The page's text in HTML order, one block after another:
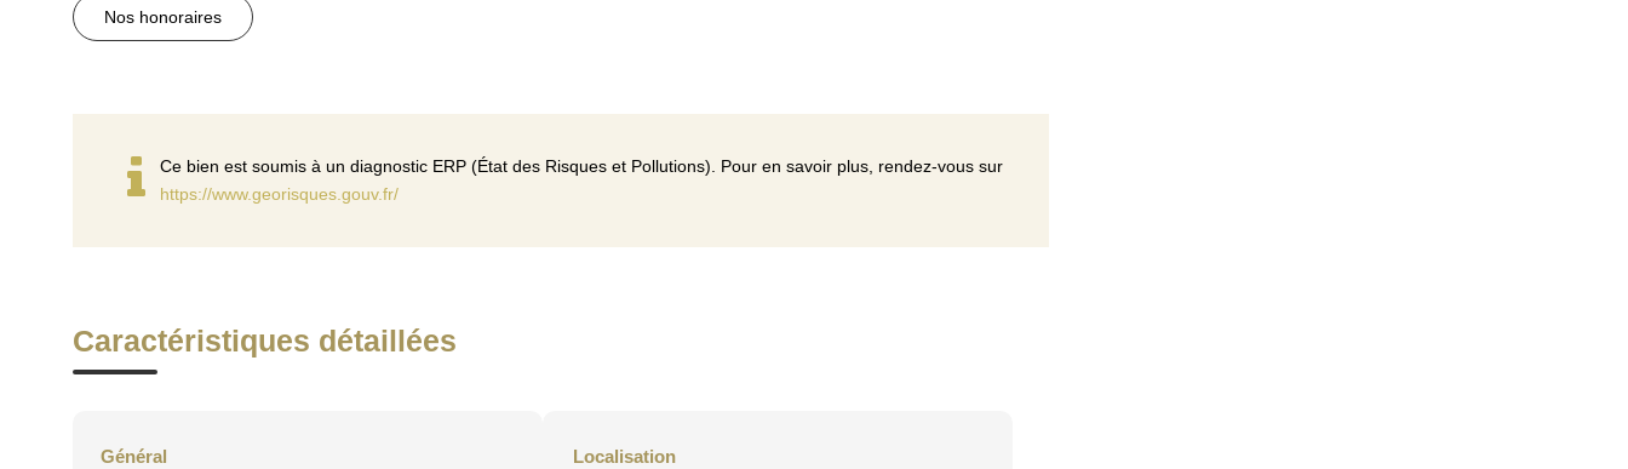
Nos honoraires
Ce bien est soumis à un diagnostic ERP (État des Risques et Pollutions). Pour en savoir plus, rendez-vous sur
https://www.georisques.gouv.fr/
Caractéristiques détaillées
Général Localisation